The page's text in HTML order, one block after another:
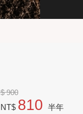
$ 900
NT$ 810 半年